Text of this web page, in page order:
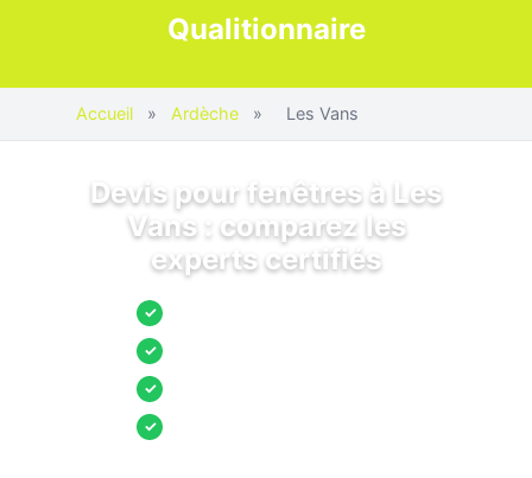
Qualitionnaire
Accueil » Ardèche » Les Vans
Devis pour fenêtres à Les
Vans : comparez les
experts certifiés
✓
✓
✓
✓